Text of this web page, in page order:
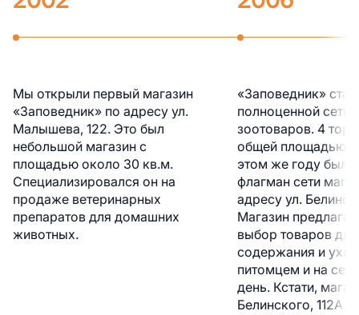
Мы открыли первый магазин
«Заповедник» по адресу ул.
Малышева, 122. Это был
небольшой магазин с
площадью около 30 кв.м.
Специализировался он на
продаже ветеринарных
препаратов для домашних
животных.
«Заповедник» стал
полноценной
зоотоваров. 4
общей площадью
этом же году был
флагман сети
адресу ул.
Магазин
выбор товаров для
содержания и
питомцем и на
день. Кстати,
Белинского, 112А